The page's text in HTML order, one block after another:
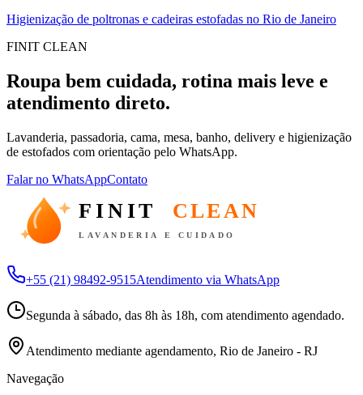
Higienização de poltronas e cadeiras estofadas no Rio de Janeiro
FINIT CLEAN
Roupa bem cuidada, rotina mais leve e
atendimento direto.
Lavanderia, passadoria, cama, mesa, banho, delivery e higienização
de estofados com orientação pelo WhatsApp.
Falar no WhatsAppContato
FINIT CLEAN
LAVANDERIA E CUIDADO
+55 (21) 98492-9515Atendimento via WhatsApp
Segunda à sábado, das 8h às 18h, com atendimento agendado.
Atendimento mediante agendamento, Rio de Janeiro - RJ
Navegação